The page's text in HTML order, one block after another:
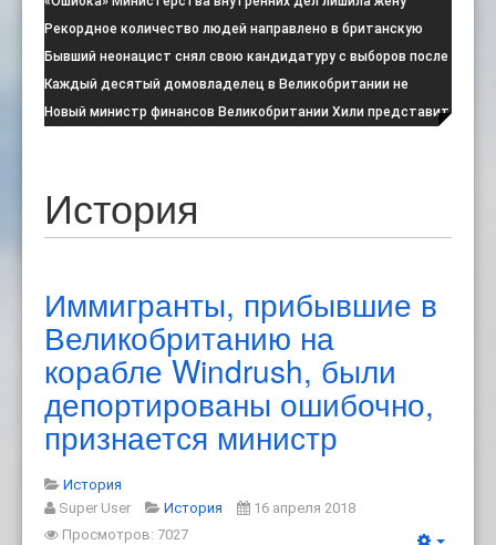
итальянца права на пребывание в:
Рекордное количество людей направлено в британскую
программу по борьбе с радикал:
Бывший неонацист снял свою кандидатуру с выборов после
негативной реакции общест:
Каждый десятый домовладелец в Великобритании не
намерен соблюдать запрет на испо:
Новый министр финансов Великобритании Хили представит
История
Иммигранты, прибывшие в
Великобританию на
корабле Windrush, были
депортированы ошибочно,
признается министр
История
Super User
История
16 апреля 2018
Просмотров: 7027